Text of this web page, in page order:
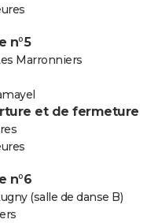
n°5
Marronniers
et de fermeture
n°6
(salle de danse B)